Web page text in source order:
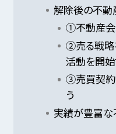
解除後の不
①不動産会
②売る戦略
活動を開始
③売買契約
う
実績が豊富な